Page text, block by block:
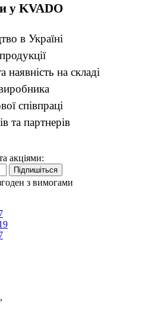
у KVADO
в Україні
наявність на складі
співпраці
та партнерів
акціями:
Підпишіться
з вимогами